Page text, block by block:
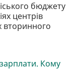
бюджету
центрів
вторинного
Кому